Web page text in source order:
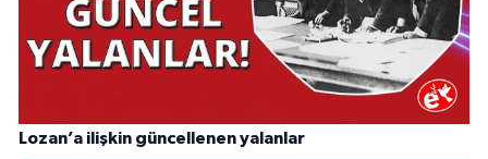
Lozan’a ilişkin güncellenen yalanlar